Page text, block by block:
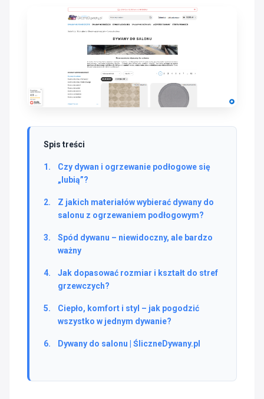
Spis treści
Czy dywan i ogrzewanie podłogowe się
„lubią”?
Z jakich materiałów wybierać dywany do
salonu z ogrzewaniem podłogowym?
Spód dywanu – niewidoczny, ale bardzo
ważny
Jak dopasować rozmiar i kształt do stref
grzewczych?
Ciepło, komfort i styl – jak pogodzić
wszystko w jednym dywanie?
Dywany do salonu | ŚliczneDywany.pl